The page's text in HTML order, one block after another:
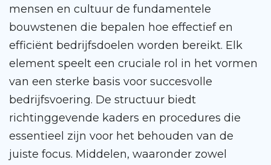
mensen en cultuur de fundamentele
bouwstenen die bepalen hoe effectief en
efficiënt bedrijfsdoelen worden bereikt. Elk
element speelt een cruciale rol in het vormen
van een sterke basis voor succesvolle
bedrijfsvoering. De structuur biedt
richtinggevende kaders en procedures die
essentieel zijn voor het behouden van de
juiste focus. Middelen, waaronder zowel